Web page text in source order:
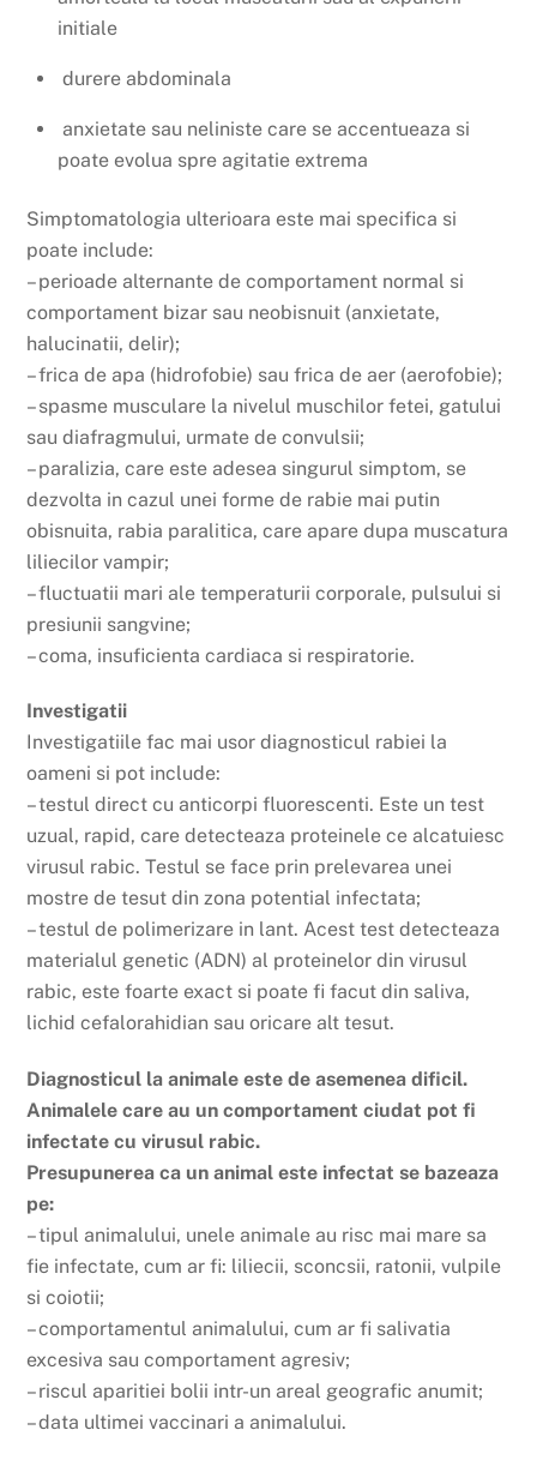
initiale
durere abdominala
anxietate sau neliniste care se accentueaza si
poate evolua spre agitatie extrema
Simptomatologia ulterioara este mai specifica si
poate include:
– perioade alternante de comportament normal si
comportament bizar sau neobisnuit (anxietate,
halucinatii, delir);
– frica de apa (hidrofobie) sau frica de aer (aerofobie);
– spasme musculare la nivelul muschilor fetei, gatului
sau diafragmului, urmate de convulsii;
– paralizia, care este adesea singurul simptom, se
dezvolta in cazul unei forme de rabie mai putin
obisnuita, rabia paralitica, care apare dupa muscatura
liliecilor vampir;
– fluctuatii mari ale temperaturii corporale, pulsului si
presiunii sangvine;
– coma, insuficienta cardiaca si respiratorie.
Investigatii
Investigatiile fac mai usor diagnosticul rabiei la
oameni si pot include:
– testul direct cu anticorpi fluorescenti. Este un test
uzual, rapid, care detecteaza proteinele ce alcatuiesc
virusul rabic. Testul se face prin prelevarea unei
mostre de tesut din zona potential infectata;
– testul de polimerizare in lant. Acest test detecteaza
materialul genetic (ADN) al proteinelor din virusul
rabic, este foarte exact si poate fi facut din saliva,
lichid cefalorahidian sau oricare alt tesut.
Diagnosticul la animale este de asemenea dificil.
Animalele care au un comportament ciudat pot fi
infectate cu virusul rabic.
Presupunerea ca un animal este infectat se bazeaza
pe:
– tipul animalului, unele animale au risc mai mare sa
fie infectate, cum ar fi: liliecii, sconcsii, ratonii, vulpile
si coiotii;
– comportamentul animalului, cum ar fi salivatia
excesiva sau comportament agresiv;
– riscul aparitiei bolii intr-un areal geografic anumit;
– data ultimei vaccinari a animalului.